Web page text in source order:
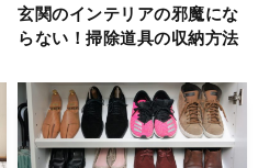
玄関のインテリアの邪魔にな
らない！掃除道具の収納方法